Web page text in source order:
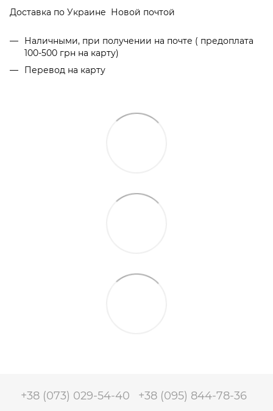
Доставка по Украине Новой почтой
Наличными, при получении на почте ( предоплата
100-500 грн на карту)
Перевод на карту
+38 (073) 029-54-40 +38 (095) 844-78-36